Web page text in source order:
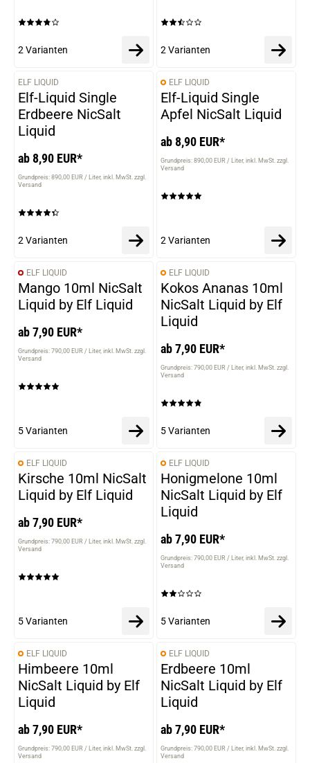
2 Varianten 2 Varianten
VARIANTEN
ELF LIQUID
Elf-Liquid Single
Erdbeere NicSalt
Liquid
ab 8,90 EUR*
Grundpreis: 890,00 EUR / Liter inkl. MwSt. zzgl.
Versand
2 Varianten
VARIANTEN
ELF LIQUID
Elf-Liquid Single
Apfel NicSalt Liquid
ab 8,90 EUR*
Grundpreis: 890,00 EUR / Liter inkl. MwSt. zzgl.
Versand
2 Varianten
VARIANTEN
ELF LIQUID
Mango 10ml NicSalt
Liquid by Elf Liquid
ab 7,90 EUR*
Grundpreis: 790,00 EUR / Liter inkl. MwSt. zzgl.
Versand
5 Varianten
VARIANTEN
ELF LIQUID
Kokos Ananas 10ml
NicSalt Liquid by Elf
Liquid
ab 7,90 EUR*
Grundpreis: 790,00 EUR / Liter inkl. MwSt. zzgl.
Versand
5 Varianten
VARIANTEN
ELF LIQUID
Kirsche 10ml NicSalt
Liquid by Elf Liquid
ab 7,90 EUR*
Grundpreis: 790,00 EUR / Liter inkl. MwSt. zzgl.
Versand
5 Varianten
VARIANTEN
ELF LIQUID
Honigmelone 10ml
NicSalt Liquid by Elf
Liquid
ab 7,90 EUR*
Grundpreis: 790,00 EUR / Liter inkl. MwSt. zzgl.
Versand
5 Varianten
VARIANTEN
ELF LIQUID
Himbeere 10ml
NicSalt Liquid by Elf
Liquid
ab 7,90 EUR*
Grundpreis: 790,00 EUR / Liter inkl. MwSt. zzgl.
Versand
VARIANTEN
ELF LIQUID
Erdbeere 10ml
NicSalt Liquid by Elf
Liquid
ab 7,90 EUR*
Grundpreis: 790,00 EUR / Liter inkl. MwSt. zzgl.
Versand